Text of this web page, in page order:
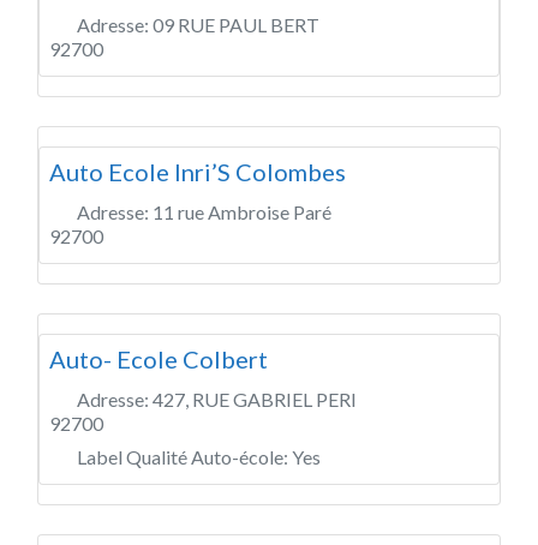
Adresse: 09 RUE PAUL BERT
92700
Auto Ecole Inri’S Colombes
Adresse: 11 rue Ambroise Paré
92700
Auto- Ecole Colbert
Adresse: 427, RUE GABRIEL PERI
92700
Label Qualité Auto-école: Yes